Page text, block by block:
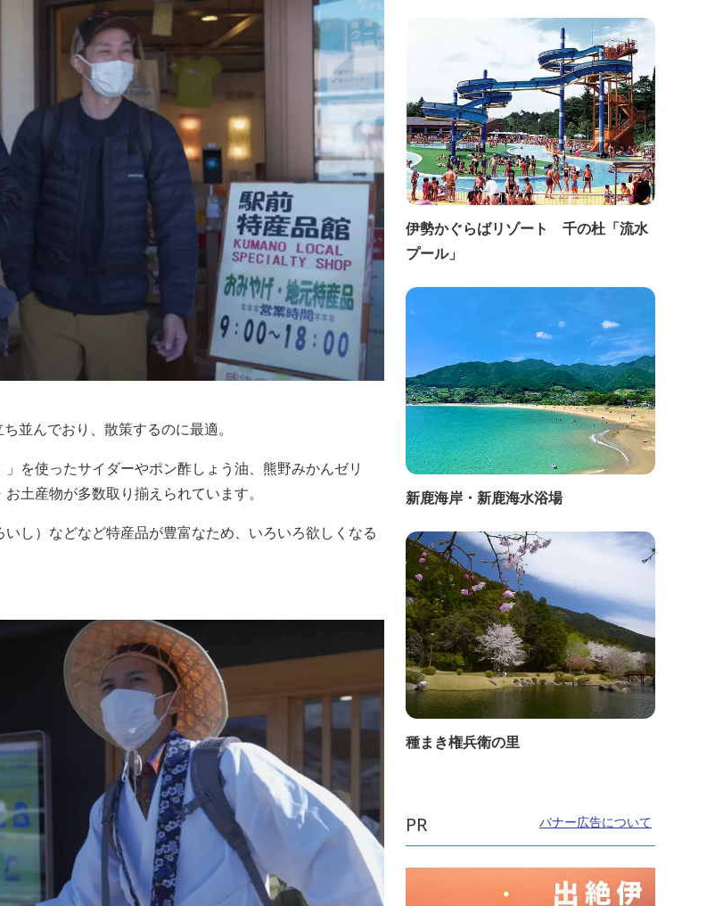
並んでおり、散策するのに最適。
を使ったサイダーやポン酢しょう油、熊野みかんゼリ
土産物が多数取り揃えられています。
し）などなど特産品が豊富なため、いろいろ欲しくなる
伊勢かぐらばリゾート 千の杜「流水
プール」
新鹿海岸・新鹿海水浴場
種まき権兵衛の里
PR バナー広告について